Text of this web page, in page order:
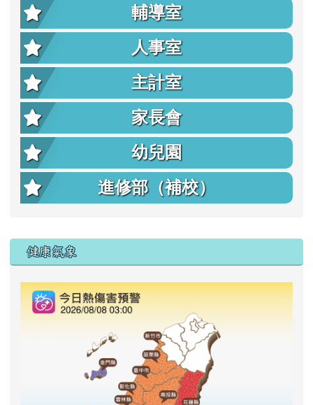
輔導室
人事室
主計室
家長會
幼兒園
進修部（補校）
右邊區域內容
健康氣象